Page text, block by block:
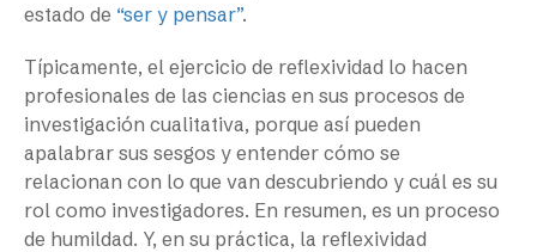
estado de “ser y pensar”.
Típicamente, el ejercicio de reflexividad lo hacen
profesionales de las ciencias en sus procesos de
investigación cualitativa, porque así pueden
apalabrar sus sesgos y entender cómo se
relacionan con lo que van descubriendo y cuál es su
rol como investigadores. En resumen, es un proceso
de humildad. Y, en su práctica, la reflexividad